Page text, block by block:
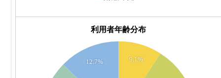
利用者年齢分布
9.1%
12.7%